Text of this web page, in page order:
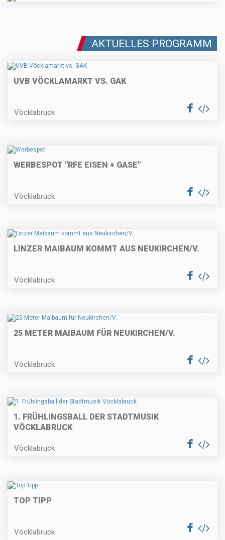
AKTUELLES PROGRAMM
UVB VÖCKLAMARKT VS. GAK
Vöcklabruck
WERBESPOT "RFE EISEN + GASE"
Vöcklabruck
LINZER MAIBAUM KOMMT AUS NEUKIRCHEN/V.
Vöcklabruck
25 METER MAIBAUM FÜR NEUKIRCHEN/V.
Vöcklabruck
1. FRÜHLINGSBALL DER STADTMUSIK
VÖCKLABRUCK
Vöcklabruck
TOP TIPP
Vöcklabruck